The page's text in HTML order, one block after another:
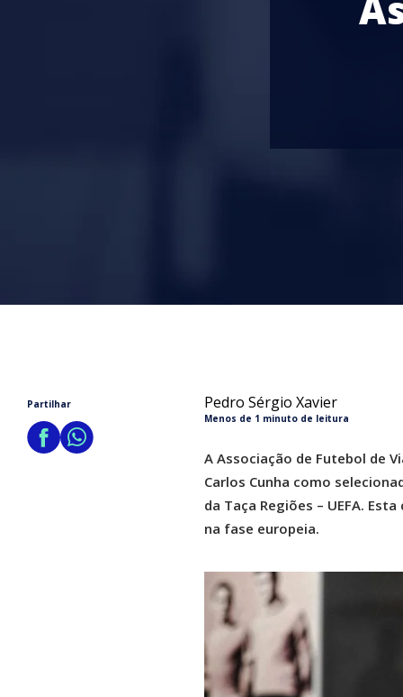
Partilhar Pedro Sérgio Xavier
Menos de 1 minuto de leitura
A Associação de Futebol de
Carlos Cunha como
da Taça Regiões – UEFA.
na fase europeia.